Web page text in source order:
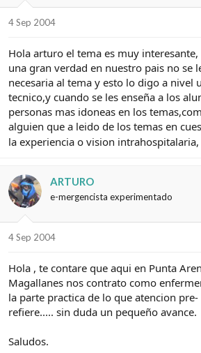
4 Sep 2004
Hola arturo el tema es muy
una gran verdad en nuestro pais no se
necesaria al tema y esto lo digo a nivel
tecnico,y cuando se les enseña a los
personas mas idoneas en los
alguien que a leido de los temas en
la experiencia o vision intrahospitalaria,
ARTURO
e-mergencista experimentado
4 Sep 2004
Hola , te contare que aqui en Punta
Magallanes nos contrato como
la parte practica de lo que atencion
refiere..... sin duda un pequeño avance.
Saludos.